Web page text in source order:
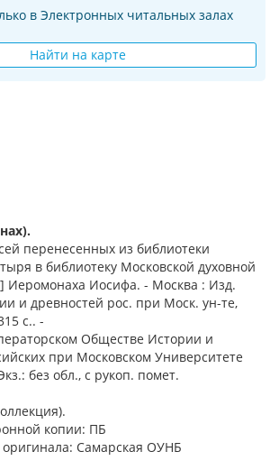
в Электронных читальных залах
Найти на карте
перенесенных из библиотеки
в библиотеку Московской духовной
Иеромонаха Иосифа. - Москва : Изд.
и древностей рос. при Моск. ун-те,
с.. -
Обществе Истории и
при Московском Университете
без обл., с рукоп. помет.
копии: ПБ
Самарская ОУНБ